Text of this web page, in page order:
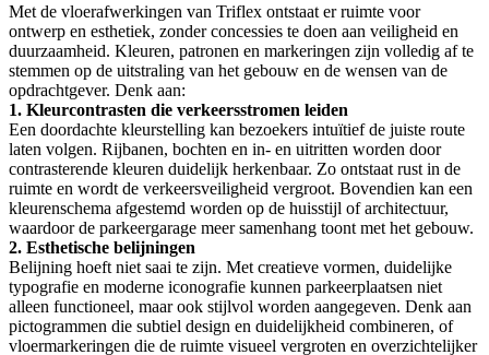
Met de vloerafwerkingen van Triflex ontstaat er ruimte voor
ontwerp en esthetiek, zonder concessies te doen aan veiligheid en
duurzaamheid. Kleuren, patronen en markeringen zijn volledig af te
stemmen op de uitstraling van het gebouw en de wensen van de
opdrachtgever. Denk aan:
1. Kleurcontrasten die verkeersstromen leiden
Een doordachte kleurstelling kan bezoekers intuïtief de juiste route
laten volgen. Rijbanen, bochten en in- en uitritten worden door
contrasterende kleuren duidelijk herkenbaar. Zo ontstaat rust in de
ruimte en wordt de verkeersveiligheid vergroot. Bovendien kan een
kleurenschema afgestemd worden op de huisstijl of architectuur,
waardoor de parkeergarage meer samenhang toont met het gebouw.
2. Esthetische belijningen
Belijning hoeft niet saai te zijn. Met creatieve vormen, duidelijke
typografie en moderne iconografie kunnen parkeerplaatsen niet
alleen functioneel, maar ook stijlvol worden aangegeven. Denk aan
pictogrammen die subtiel design en duidelijkheid combineren, of
vloermarkeringen die de ruimte visueel vergroten en overzichtelijker